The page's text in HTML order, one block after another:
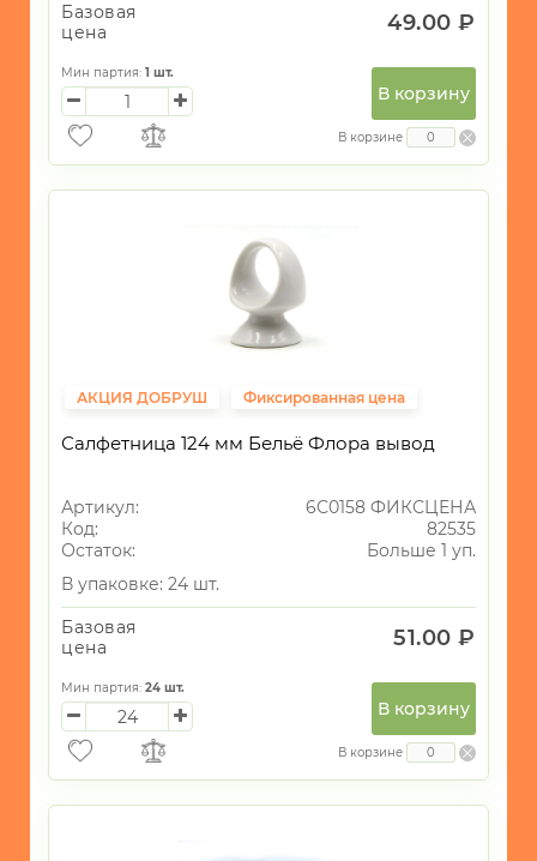
Базовая
цена
49.00 ₽
Мин партия: 1 шт.
В корзину
В корзине
АКЦИЯ ДОБРУШ Фиксированная цена
Салфетница 124 мм Бельё Флора вывод
Артикул:
6С0158 ФИКСЦЕНА
Код:
82535
Остаток:
Больше 1 уп.
В упаковке: 24 шт.
Базовая
цена
51.00 ₽
Мин партия: 24 шт.
В корзину
В корзине